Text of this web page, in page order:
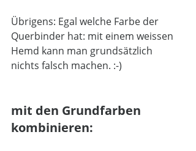
Übrigens: Egal welche Farbe der
Querbinder hat: mit einem weissen
Hemd kann man grundsätzlich
nichts falsch machen. :-)
mit den Grundfarben
kombinieren: